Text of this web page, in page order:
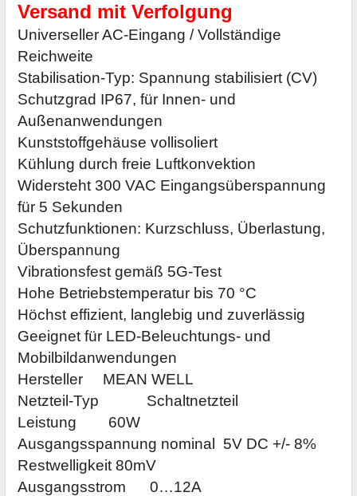
Versand mit Verfolgung
Universeller AC-Eingang / Vollständige
Reichweite
Stabilisation-Typ: Spannung stabilisiert (CV)
Schutzgrad IP67, für Innen- und
Außenanwendungen
Kunststoffgehäuse vollisoliert
Kühlung durch freie Luftkonvektion
Widersteht 300 VAC Eingangsüberspannung
für 5 Sekunden
Schutzfunktionen: Kurzschluss, Überlastung,
Überspannung
Vibrationsfest gemäß 5G-Test
Hohe Betriebstemperatur bis 70 °C
Höchst effizient, langlebig und zuverlässig
Geeignet für LED-Beleuchtungs- und
Mobilbildanwendungen
Hersteller MEAN WELL
Netzteil-Typ Schaltnetzteil
Leistung 60W
Ausgangsspannung nominal 5V DC +/- 8%
Restwelligkeit 80mV
Ausgangsstrom 0…12A